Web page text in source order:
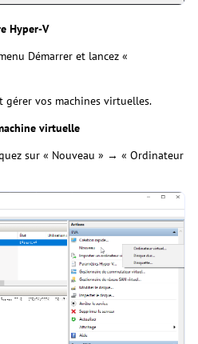
Hyper-V
Démarrer et lancez «
gérer vos machines virtuelles.
virtuelle
sur « Nouveau » → « Ordinateur